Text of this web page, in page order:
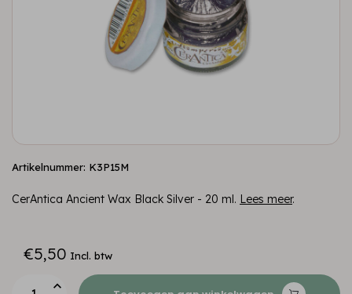
Artikelnummer: K3P15M
CerAntica Ancient Wax Black Silver - 20 ml. Lees meer.
€5,50 Incl. btw